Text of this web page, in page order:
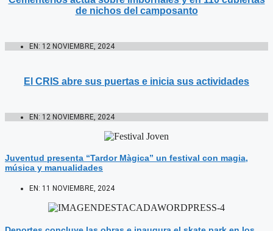
de nichos del camposanto
EN: 12 NOVIEMBRE, 2024
El CRIS abre sus puertas e inicia sus actividades
EN: 12 NOVIEMBRE, 2024
Juventud presenta “Tardor Màgica” un festival con magia,
música y manualidades
EN: 11 NOVIEMBRE, 2024